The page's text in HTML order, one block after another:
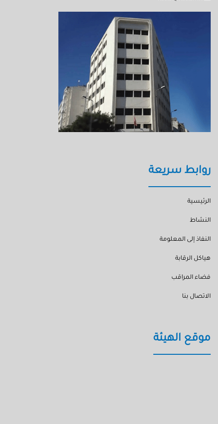
روابط سريعة
الرئيسية
النشاط
النفاذ إلى المعلومة
هياكل الرقابة
فضاء المراقب
الاتصال بنا
موقع الهيئة